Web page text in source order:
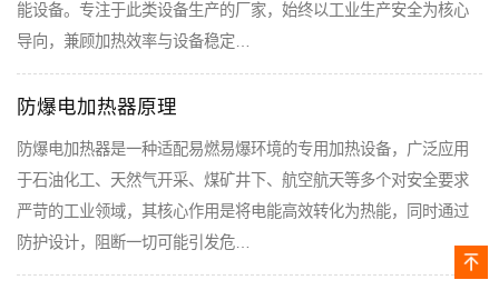
能设备。专注于此类设备生产的厂家，始终以工业生产安全为核心
导向，兼顾加热效率与设备稳定…
防爆电加热器原理
防爆电加热器是一种适配易燃易爆环境的专用加热设备，广泛应用
于石油化工、天然气开采、煤矿井下、航空航天等多个对安全要求
严苛的工业领域，其核心作用是将电能高效转化为热能，同时通过
防护设计，阻断一切可能引发危…